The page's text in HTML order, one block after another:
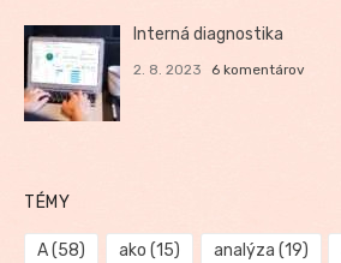
Interná diagnostika
2. 8. 2023 6 komentárov
TÉMY
A(58) ako (15) analýza (19)